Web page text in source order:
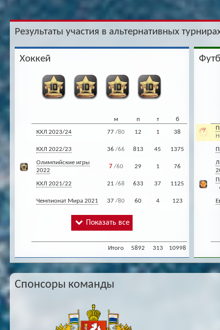
Результаты участия в альтернативных
Хоккей
м п т
б
КХЛ 2023/24
77 /80 12 1 38
КХЛ 2022/23 36 /66 813 45 1375
Олимпийские игры
2022
7/60 29 1 76
КХЛ 2021/22 21 /68 633 37 1125
Чемпионат Мира 2021 37 /80 60 4 123
Показать все
Итого 5892 313 10998
Спонсоры команды